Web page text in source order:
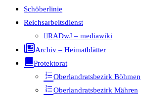
Schöberlinie
Reichsarbeitsdienst
RADwJ – mediawiki
Archiv – Heimatblätter
Protektorat
Oberlandratsbezirk Böhmen
Oberlandratsbezirk Mähren